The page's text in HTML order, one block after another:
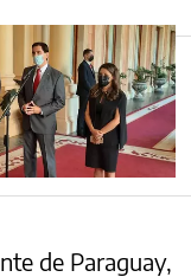
de Paraguay,